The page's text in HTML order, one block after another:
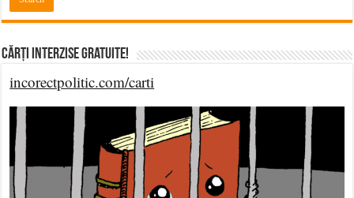
Cărți Interzise Gratuite!
incorectpolitic.com/carti